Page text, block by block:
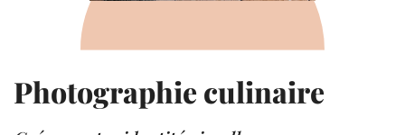
Photographie culinaire